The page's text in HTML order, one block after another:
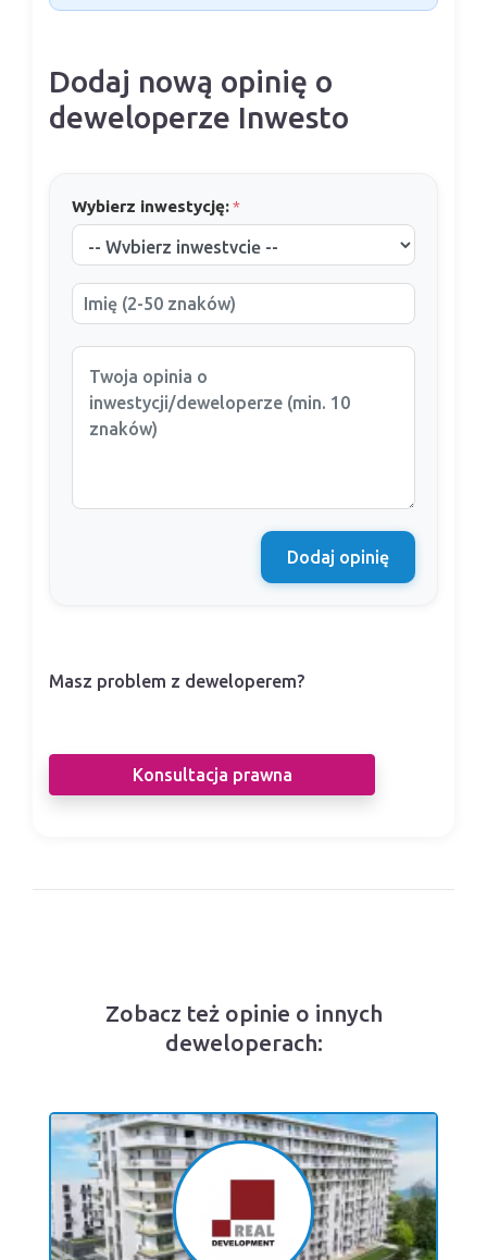
Dodaj nową opinię o
deweloperze Inwesto
Wybierz inwestycję:*
Dodaj opinię
Masz problem z deweloperem?
Konsultacja prawna
Zobacz też opinie o innych
deweloperach: